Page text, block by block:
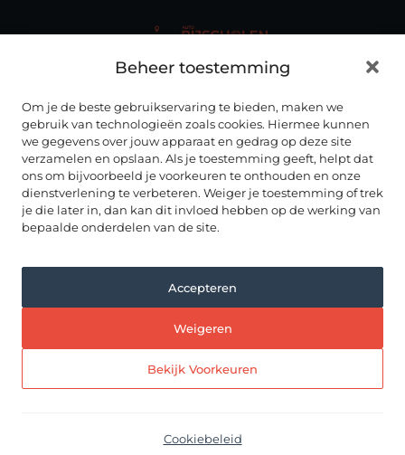
Beheer toestemming
Om je de beste gebruikservaring te bieden, maken we
gebruik van technologieën zoals cookies. Hiermee kunnen
we gegevens over jouw apparaat en gedrag op deze site
verzamelen en opslaan. Als je toestemming geeft, helpt dat
ons om bijvoorbeeld je voorkeuren te onthouden en onze
dienstverlening te verbeteren. Weiger je toestemming of trek
je die later in, dan kan dit invloed hebben op de werking van
bepaalde onderdelen van de site.
Accepteren
Weigeren
Bekijk Voorkeuren
Cookiebeleid
Autorijscholenhub.nl biedt duidelijke en up-to-date
plek.
ONZE INFORMATIE
ALLES OVER AUTORIJDEN
RIJSCHOLEN IN NEDERLAND
Drenthe
Friesland
Limburg
Noord Brabant
Utrecht